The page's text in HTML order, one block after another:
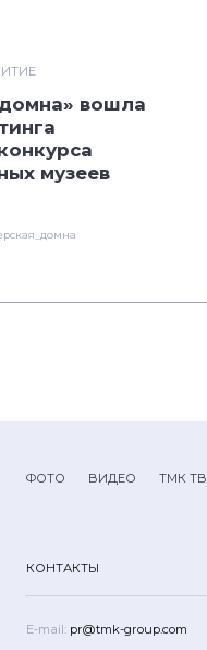
вошла
музеев
ФОТО ВИДЕО ТМК ТВ
КОНТАКТЫ
E-mail: pr@tmk-group.com